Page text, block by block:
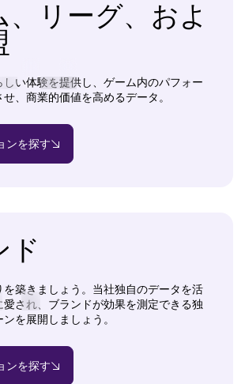
、リーグ、およ
しい体験を提供し、ゲーム内のパフォー
、商業的価値を高めるデータ。
ンを探す
ド
を築きましょう。当社独自のデータを活
愛され、ブランドが効果を測定できる独
を展開しましょう。
ンを探す